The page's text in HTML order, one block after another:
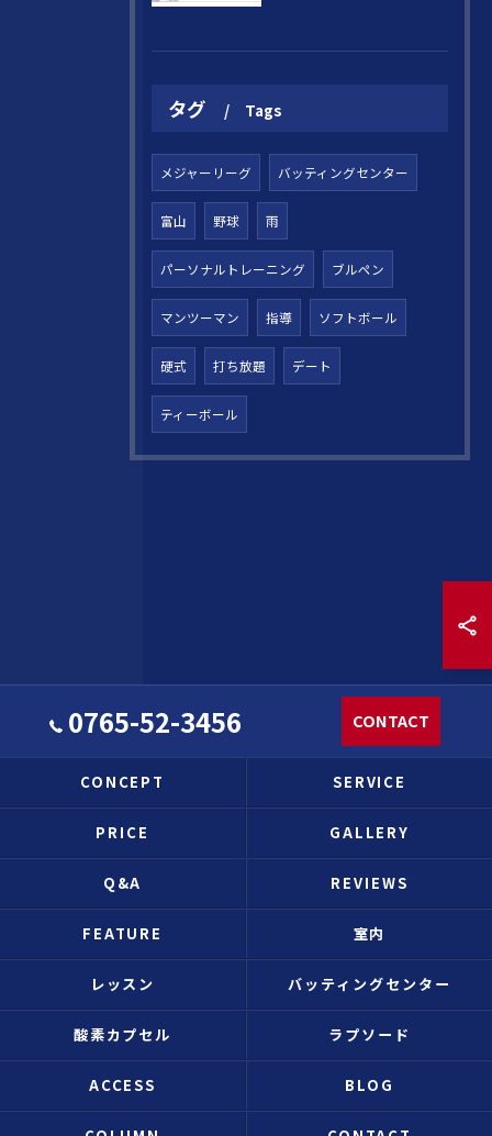
タグ Tags
メジャーリーグ バッティングセンター
富山 野球 雨
パーソナルトレーニング ブルペン
マンツーマン 指導 ソフトボール
硬式 打ち放題 デート
ティーボール
0765-52-3456 CONTACT
CONCEPT SERVICE
PRICE GALLERY
Q&A REVIEWS
FEATURE 室内
レッスン バッティングセンター
酸素カプセル ラプソード
ACCESS BLOG